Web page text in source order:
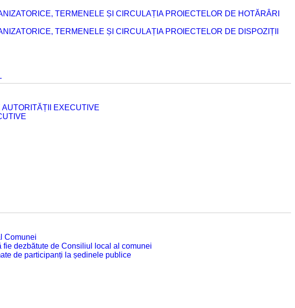
TERMENELE ȘI CIRCULAȚIA PROIECTELOR DE HOTĂRÂRI
TERMENELE ȘI CIRCULAȚIA PROIECTELOR DE DISPOZIȚII
EXECUTIVE
Comunei
dezbătute de Consiliul local al comunei
de participanți la ședinele publice